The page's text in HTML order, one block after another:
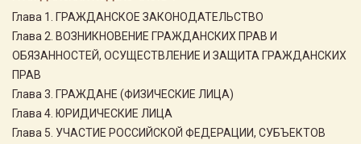
Глава 1. ГРАЖДАНСКОЕ ЗАКОНОДАТЕЛЬСТВО
Глава 2. ВОЗНИКНОВЕНИЕ ГРАЖДАНСКИХ ПРАВ И
ОБЯЗАННОСТЕЙ, ОСУЩЕСТВЛЕНИЕ И ЗАЩИТА ГРАЖДАНСКИХ
ПРАВ
Глава 3. ГРАЖДАНЕ (ФИЗИЧЕСКИЕ ЛИЦА)
Глава 4. ЮРИДИЧЕСКИЕ ЛИЦА
Глава 5. УЧАСТИЕ РОССИЙСКОЙ ФЕДЕРАЦИИ, СУБЪЕКТОВ